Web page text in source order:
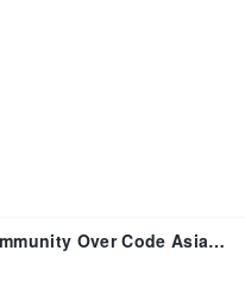
Over Code Asia